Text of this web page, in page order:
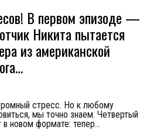
В первом эпизоде —
Никита пытается
из американской
стресс. Но к любому
мы точно знаем. Четвертый
новом формате: тепер...